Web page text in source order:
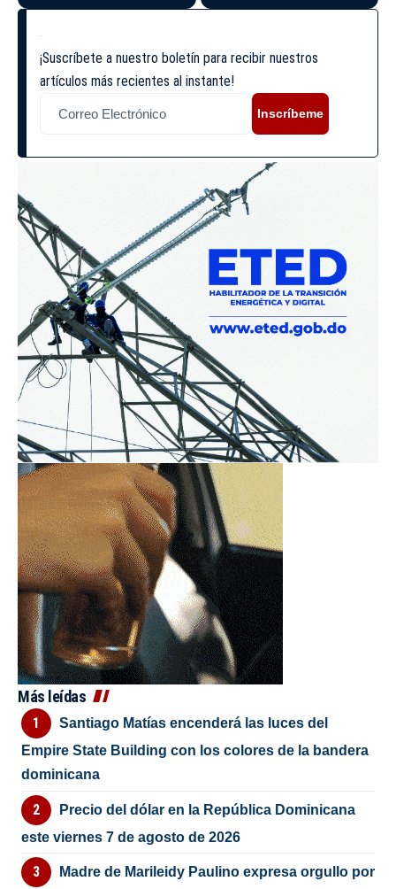
¡Suscríbete a nuestro boletín para recibir nuestros
artículos más recientes al instante!
Inscríbeme
Más leídas
Santiago Matías encenderá las luces del
Empire State Building con los colores de la bandera
dominicana
Precio del dólar en la República Dominicana
este viernes 7 de agosto de 2026
Madre de Marileidy Paulino expresa orgullo por